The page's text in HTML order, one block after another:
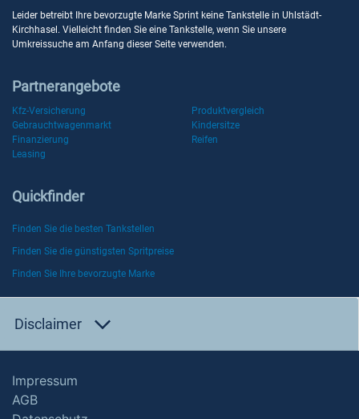
Leider betreibt Ihre bevorzugte Marke Sprint keine Tankstelle in Uhlstädt-
Kirchhasel. Vielleicht finden Sie eine Tankstelle, wenn Sie unsere
Umkreissuche am Anfang dieser Seite verwenden.
Partnerangebote
Kfz-Versicherung
Produktvergleich
Gebrauchtwagenmarkt
Kindersitze
Finanzierung
Reifen
Leasing
Quickfinder
Finden Sie die besten Tankstellen
Finden Sie die günstigsten Spritpreise
Finden Sie Ihre bevorzugte Marke
Disclaimer
Impressum
AGB